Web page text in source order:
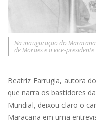
Na inauguração do
de Moraes e o vice-
Beatriz Farrugia, autora
que narra os bastidores
Mundial, deixou claro o
Maracanã em uma